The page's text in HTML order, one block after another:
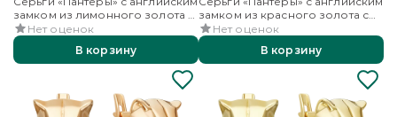
замком из лимонного золота с
кварцем дымчатым
Нет оценок
В корзину
замком из красного золота с
кварцем дымчатым
Нет оценок
В корзину